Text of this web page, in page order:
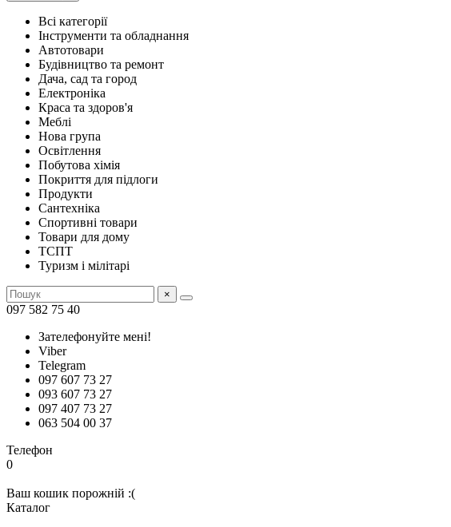
Всі категорії
Інструменти та обладнання
Автотовари
Будівництво та ремонт
Дача, сад та город
Електроніка
Краса та здоров'я
Меблі
Нова група
Освітлення
Побутова хімія
Покриття для підлоги
Продукти
Сантехніка
Спортивні товари
Товари для дому
ТСПТ
Туризм і мілітарі
×
097 582 75 40
Зателефонуйте мені!
Viber
Telegram
097 607 73 27
093 607 73 27
097 407 73 27
063 504 00 37
Телефон
0
Ваш кошик порожній :(
Каталог